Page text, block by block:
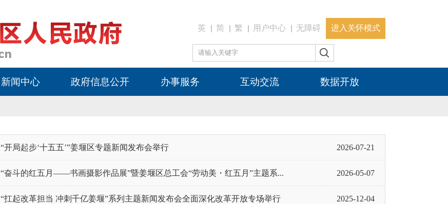
英 简 繁 用户中心 无障碍 进入关怀模式
新闻中心 政府信息公开 办事服务 互动交流 数据开放
“开局起步‘十五五’”姜堰区专题新闻发布会举行 2026-07-21
“奋斗的红五月——书画摄影作品展”暨姜堰区总工会“劳动美・红五月”主题系... 2026-05-07
“扛起改革担当 冲刺千亿姜堰”系列主题新闻发布会全面深化改革开放专场举行 2025-12-04